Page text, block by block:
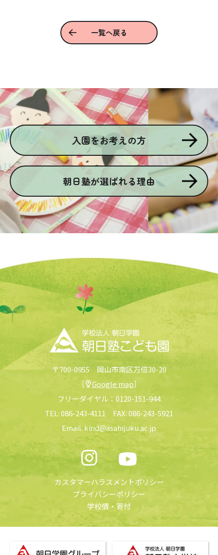
一覧へ戻る
入園をお考えの方
朝日塾が選ばれる理由
〒700-0955 岡山市南区万倍30-20
［
Google map］
フリーダイヤル： 0120-151-944
TEL:086-243-4111 FAX: 086-243-5921
Email: kind@asahijuku.ac.jp
カスタマーハラスメントポリシー
プライバシーポリシー
学校債 ・ 寄付